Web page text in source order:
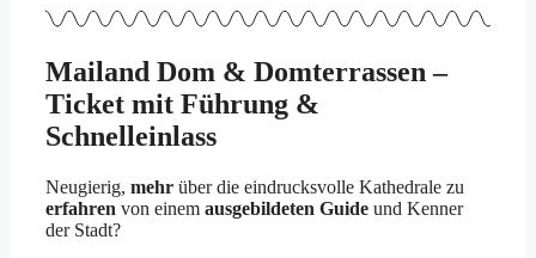
Mailand Dom & Domterrassen –
Ticket mit Führung &
Schnelleinlass
Neugierig, mehr über die eindrucksvolle Kathedrale zu
erfahren von einem ausgebildeten Guide und Kenner
der Stadt?